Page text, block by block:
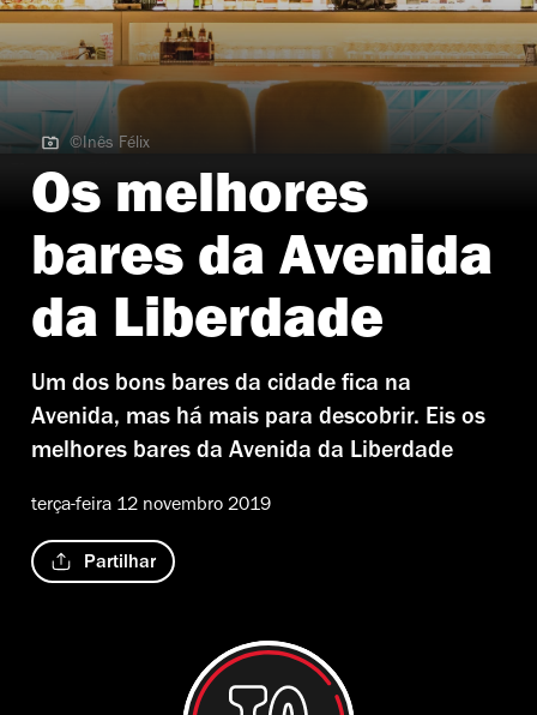
©Inês Félix | Monkey Mash
©Inês Félix
Os melhores
bares da Avenida
da Liberdade
Um dos bons bares da cidade fica na
Avenida, mas há mais para descobrir. Eis os
melhores bares da Avenida da Liberdade
terça-feira 12 novembro 2019
Partilhar